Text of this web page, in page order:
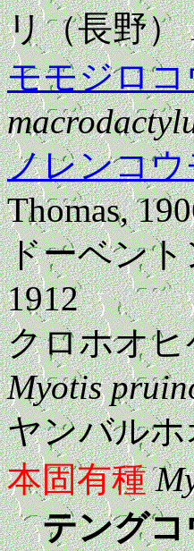
リ（長野）
モモジロ
ノレンコ
Thomas,
ドーベン
1912
クロホオ
Myotis
ヤンバル
本固有種
テング